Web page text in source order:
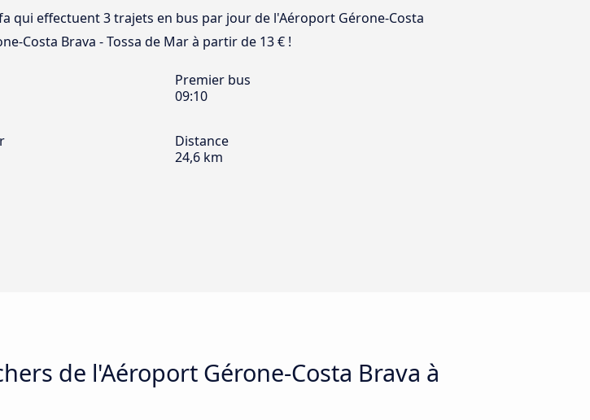
qui effectuent 3 trajets en bus par jour de l'Aéroport Gérone-Costa
Costa Brava - Tossa de Mar à partir de 13 € !
Premier bus
09:10
Distance
24,6 km
de l'Aéroport Gérone-Costa Brava à